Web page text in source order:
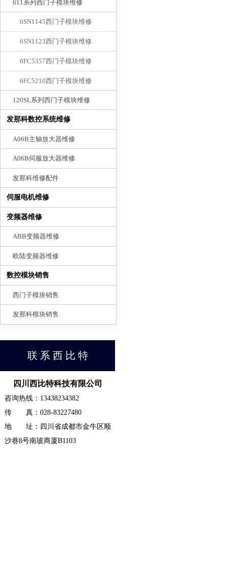
611系列西门子模块维修
6SN1145西门子模块维修
6SN1123西门子模块维修
6FC5357西门子模块维修
6FC5210西门子模块维修
120SL系列西门子模块维修
发那科数控系统维修
A06B主轴放大器维修
A06B伺服放大器维修
发那科维修配件
伺服电机维修
变频器维修
ABB变频器维修
欧陆变频器维修
数控模块销售
西门子模块销售
发那科模块销售
联 系 西 比 特
四川西比特科技有限公司
咨询热线：13438234382
传 真：028-83227480
地 址：四川省成都市金牛区顺
沙巷8号南玻商厦B1103